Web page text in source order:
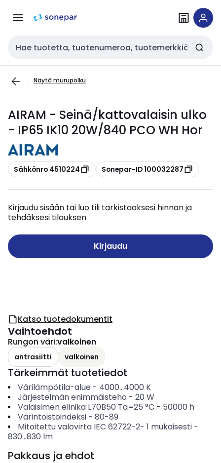
navigointiinsisältöön
Haku
Näytä murupolku
AIRAM - Seinä/kattovalaisin ulko
- IP65 IK10 20W/840 PCO WH Hor
Kopioi
Sähkönro 4510224 Kopioi
Sonepar-ID 100032287
Kirjaudu sisään tai luo tili tarkistaaksesi hinnan ja
tehdäksesi tilauksen
Kirjaudu
Katso tuotedokumentit
Vaihtoehdot
Rungon väri:valkoinen
antrasiitti valkoinen
Tärkeimmät tuotetiedot
Värilämpötila-alue - 4000...4000 K
Järjestelmän enimmäisteho - 20 W
Valaisimen elinikä L70B50 Ta=25 °C - 50000 h
Värintoistoindeksi- 80-89
Mitoitettu valovirta IEC 62722-2- 1 mukaisesti-
830...830 lm
Pakkaus ja ehdot